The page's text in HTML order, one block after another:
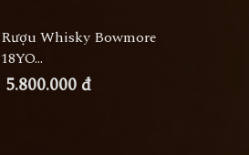
Rượu Whisky Bowmore
18YO...
5.800.000 đ